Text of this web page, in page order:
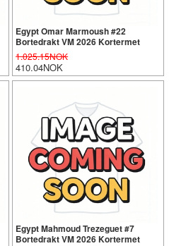
Egypt Omar Marmoush #22
Bortedrakt VM 2026 Kortermet
1.025.15NOK
410.04NOK
Egypt Mahmoud Trezeguet #7
Bortedrakt VM 2026 Kortermet